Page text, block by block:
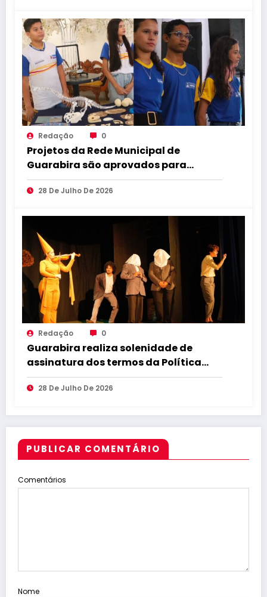
Redação 0
Projetos da Rede Municipal de
Guarabira são aprovados para
apresentação no XII Congresso
Nacional de Educação
28 De Julho De 2026
Redação 0
Guarabira realiza solenidade de
assinatura dos termos da Política
Nacional Aldir Blanc
28 De Julho De 2026
PUBLICAR COMENTÁRIO
Comentários
Nome